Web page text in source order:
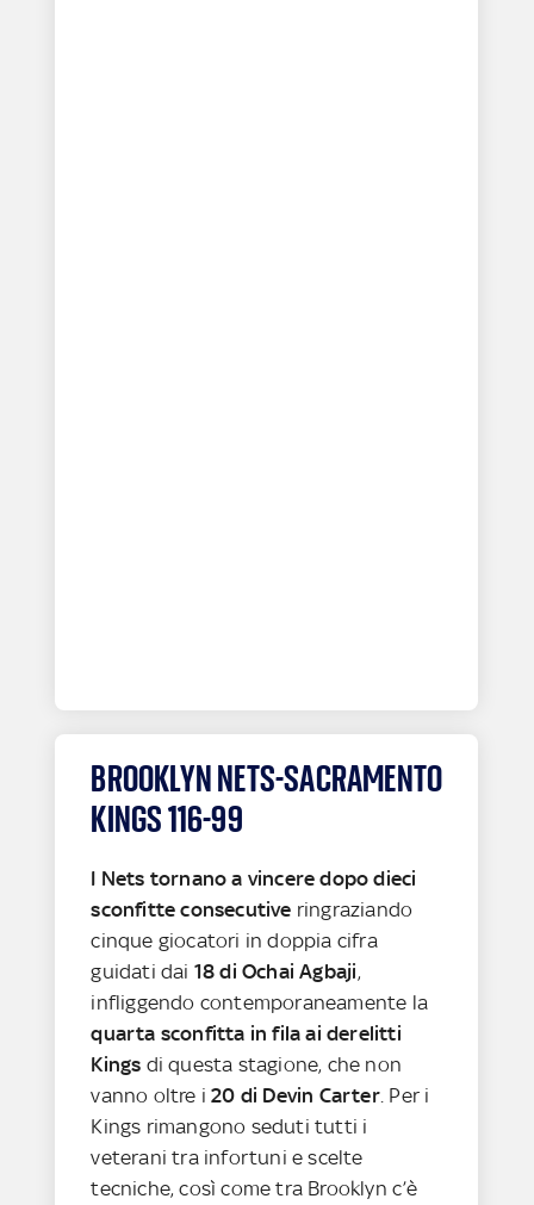
BROOKLYN NETS-SACRAMENTO
KINGS 116-99
I Nets tornano a vincere dopo dieci
sconfitte consecutive ringraziando
cinque giocatori in doppia cifra
guidati dai 18 di Ochai Agbaji,
infliggendo contemporaneamente la
quarta sconfitta in fila ai derelitti
Kings di questa stagione, che non
vanno oltre i20 di Devin Carter. Per i
Kings rimangono seduti tutti i
veterani tra infortuni e scelte
tecniche, così come tra Brooklyn c’è